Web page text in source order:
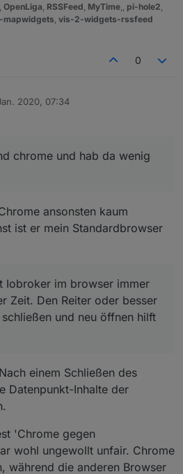
OpenLiga RSSFeed MyTime pi-hole2
mapwidgets vis-2-widgets-rssfeed
0
2020, 07:34
chrome und hab da wenig
ansonsten kaum
ist er mein Standardbrowser
Iobroker im browser immer
Zeit. Den Reiter oder besser
und neu öffnen hilft
einem Schließen des
Datenpunkt-Inhalte der
'Chrome gegen
wohl ungewollt unfair. Chrome
während die anderen Browser